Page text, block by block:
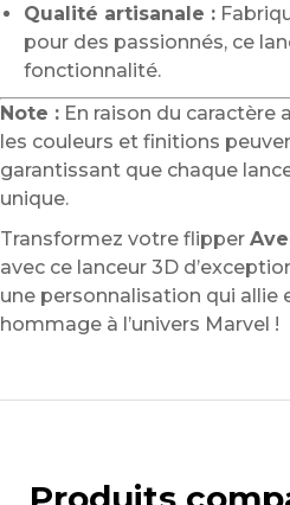
Qualité artisanale :
pour des passionnés, ce
fonctionnalité.
Note : En raison du caractère
les couleurs et finitions
garantissant que chaque
unique.
Transformez votre flipper
avec ce lanceur 3D
une personnalisation qui allie
hommage à l’univers Marvel !